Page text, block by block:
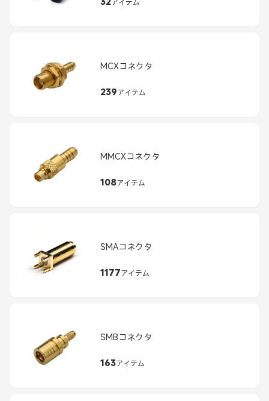
MCXコネクタ
239アイテム
MMCXコネクタ
108アイテム
SMAコネクタ
1177アイテム
SMBコネクタ
163アイテム